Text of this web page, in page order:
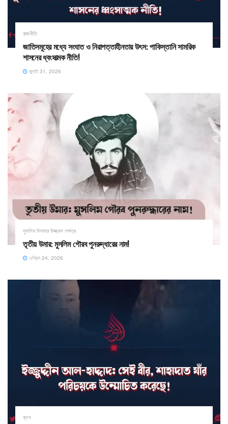
রাজনীতি
জাতিসমূহের মধ্যে সংঘাত ও নিরাপত্তাহীনতার উৎস: পাকিস্তানি সামরিক
শাসনের ধ্বংসাত্মক নীতি!
জুলাই 31, 2026
মুসলিম উম্মাহর উজ্জ্বল নক্ষত্র
তৃতীয় উমার: মুসলিম গৌরব পুনরুদ্ধারের নাম! ​
এপ্রিল 24, 2026
ব্লগ